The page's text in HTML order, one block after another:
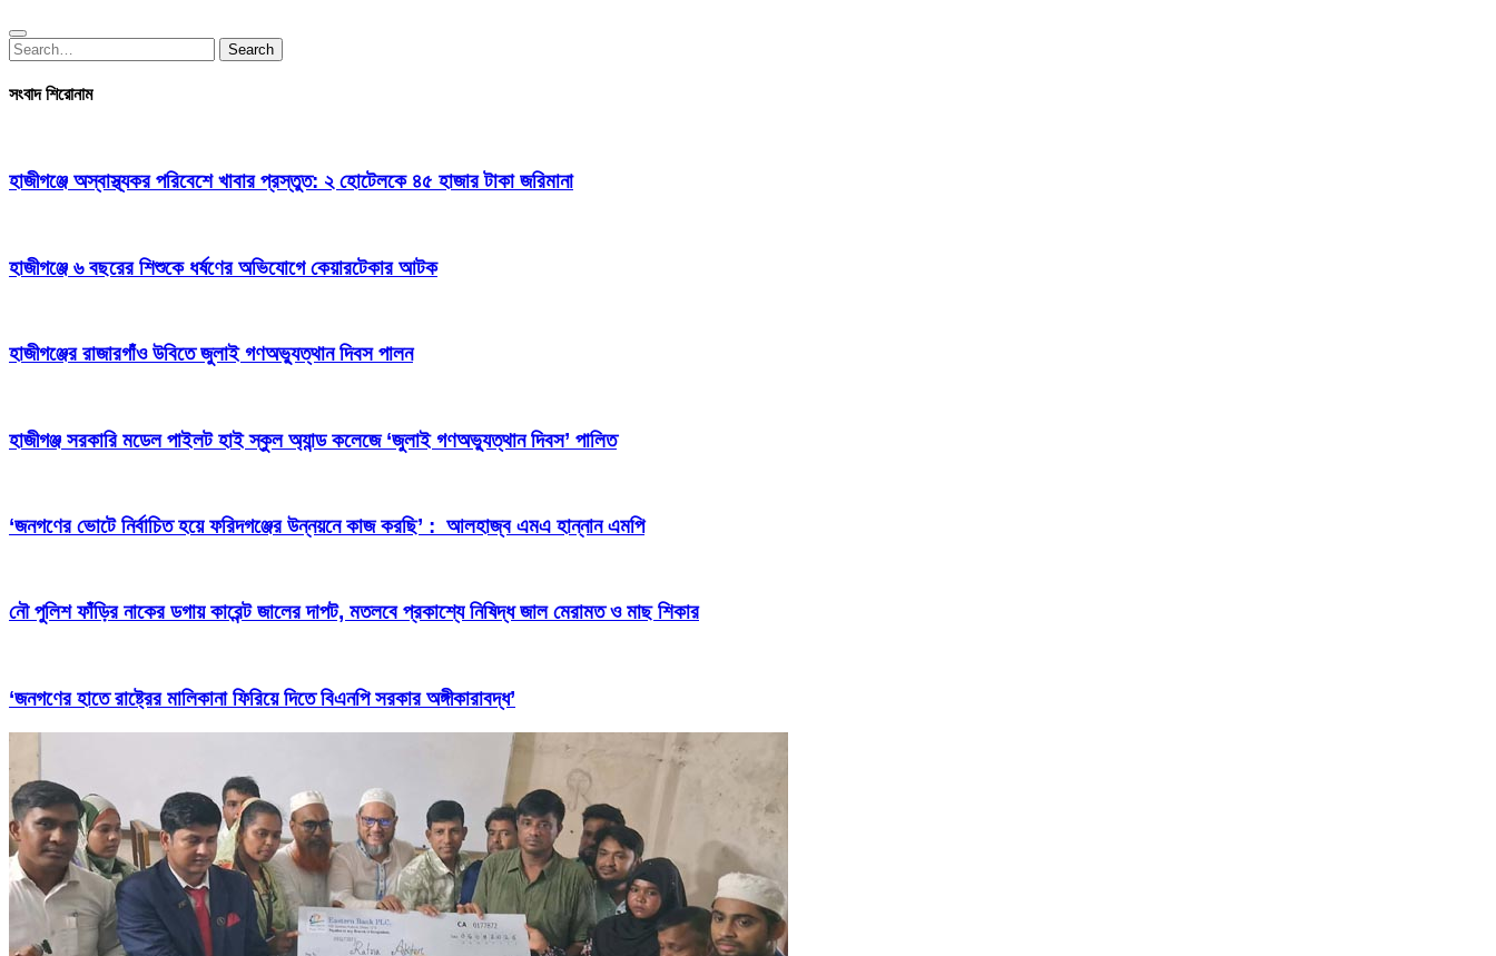
Search
for:
Search
সংবাদ শিরোনাম
হাজীগঞ্জে অস্বাস্থ্যকর পরিবেশে খাবার প্রস্তুত: ২ হোটেলকে ৪৫ হাজার টাকা জরিমানা
হাজীগঞ্জে ৬ বছরের শিশুকে ধর্ষণের অভিযোগে কেয়ারটেকার আটক
হাজীগঞ্জের রাজারগাঁও উবিতে জুলাই গণঅভ্যুত্থান দিবস পালন
হাজীগঞ্জ সরকারি মডেল পাইলট হাই স্কুল অ্যান্ড কলেজে ‘জুলাই গণঅভ্যুত্থান দিবস’ পালিত
‘জনগণের ভোটে নির্বাচিত হয়ে ফরিদগঞ্জের উন্নয়নে কাজ করছি’ : আলহাজ্ব এমএ হান্নান এমপি
নৌ পুলিশ ফাঁড়ির নাকের ডগায় কারেন্ট জালের দাপট, মতলবে প্রকাশ্যে নিষিদ্ধ জাল মেরামত ও মাছ শিকার
‘জনগণের হাতে রাষ্ট্রের মালিকানা ফিরিয়ে দিতে বিএনপি সরকার অঙ্গীকারাবদ্ধ’